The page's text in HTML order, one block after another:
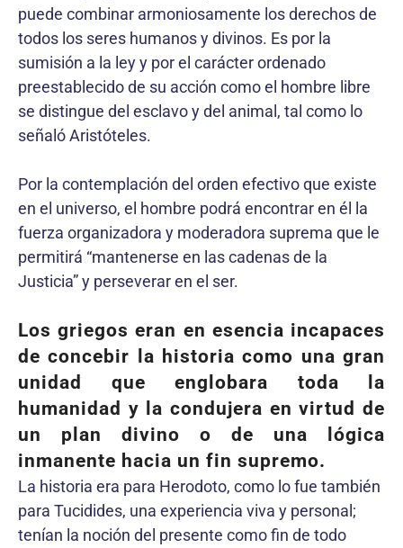
puede combinar armoniosamente los derechos de
todos los seres humanos y divinos. Es por la
sumisión a la ley y por el carácter ordenado
preestablecido de su acción como el hombre libre
se distingue del esclavo y del animal, tal como lo
señaló Aristóteles.
Por la contemplación del orden efectivo que existe
en el universo, el hombre podrá encontrar en él la
fuerza organizadora y moderadora suprema que le
permitirá “mantenerse en las cadenas de la
Justicia” y perseverar en el ser.
Los griegos eran en esencia incapaces
de concebir la historia como una gran
unidad que englobara toda la
humanidad y la condujera en virtud de
un plan divino o de una lógica
inmanente hacia un fin supremo.
La historia era para Herodoto, como lo fue también
para Tucidides, una experiencia viva y personal;
tenían la noción del presente como fin de todo